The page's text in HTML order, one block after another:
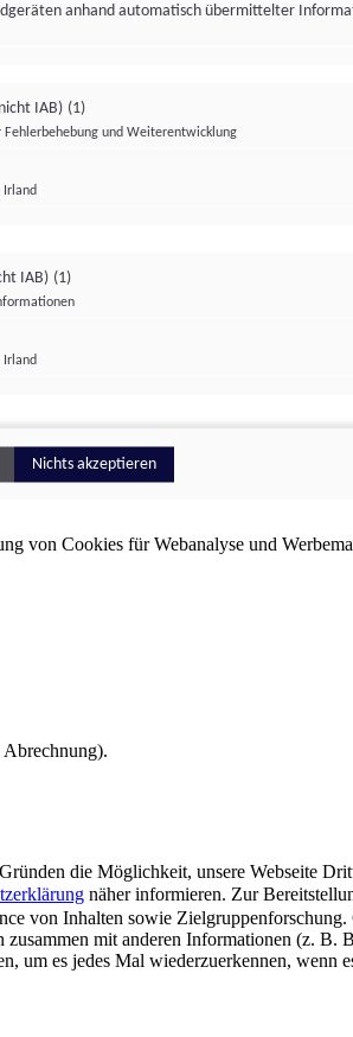
von Cookies für Webanalyse und
die Möglichkeit, unsere Webseite
näher informieren. Zur
von Inhalten sowie
mit anderen Informationen (z.
um es jedes Mal wiederzuerkennen,
anhand automatisch übermittelter
IAB) (1)
Fehlerbehebung und Weiterentwicklung
Irland
IAB) (1)
Irland
Nichts akzeptieren